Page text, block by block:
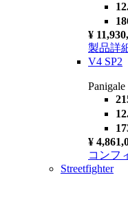
¥
製品詳
V4 SP2
¥
コンフ
Streetfighter